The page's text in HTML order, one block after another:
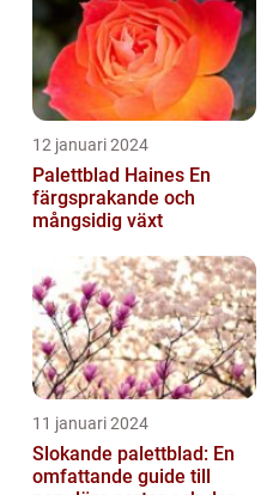
12 januari 2024
Palettblad Haines En
färgsprakande och
mångsidig växt
11 januari 2024
Slokande palettblad: En
omfattande guide till